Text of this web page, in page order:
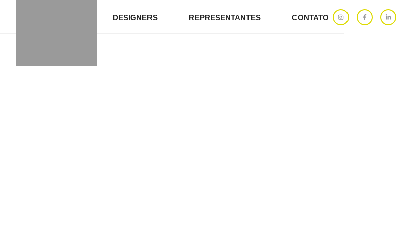
DESIGNERS REPRESENTANTES CONTATO